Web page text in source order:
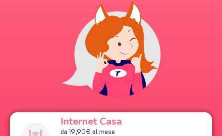
Internet Casa
da 19,90€ al mese